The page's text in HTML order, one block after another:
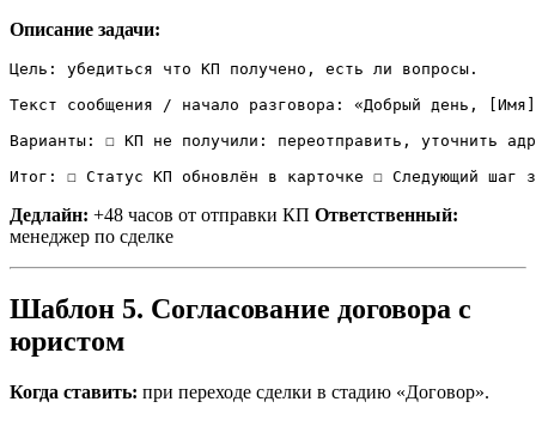
Описание задачи:
Цель: убедиться что КП получено, есть ли вопросы.
Текст сообщения / начало разговора: «Добрый день,
Варианты: ☐ КП не получили: переотправить, уточнить
Итог: ☐ Статус КП обновлён в карточке ☐ Следующий шаг
Дедлайн: +48 часов от отправки КП Ответственный:
менеджер по сделке
Шаблон 5. Согласование договора с
юристом
Когда ставить: при переходе сделки в стадию «Договор».